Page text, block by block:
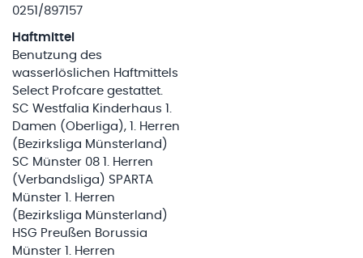
0251/897157
Haftmittel
Benutzung des
wasserlöslichen Haftmittels
Select Profcare gestattet.
SC Westfalia Kinderhaus 1.
Damen (Oberliga), 1. Herren
(Bezirksliga Münsterland)
SC Münster 08 1. Herren
(Verbandsliga) SPARTA
Münster 1. Herren
(Bezirksliga Münsterland)
HSG Preußen Borussia
Münster 1. Herren